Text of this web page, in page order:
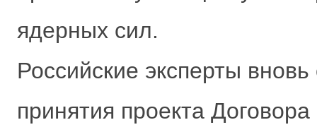
ядерных сил.
Российские эксперты
принятия проекта